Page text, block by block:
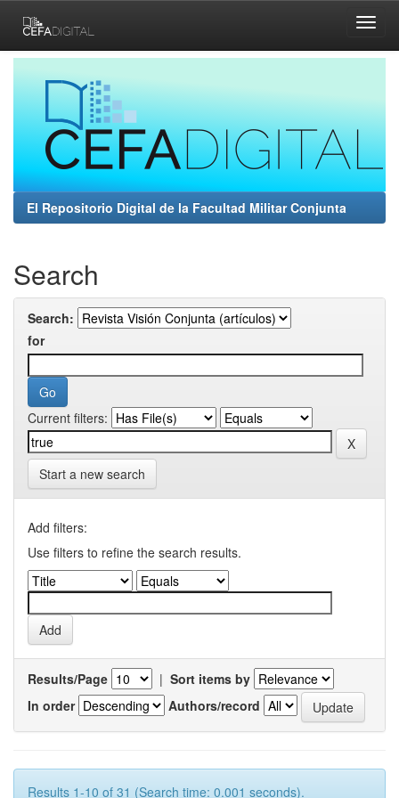
navigation
El Repositorio Digital de la Facultad Militar Conjunta
Search
Search:
for
Current filters:
Start a new search
Add filters:
Use filters to refine the search results.
Results/Page | Sort items by
In order
Authors/record
Results 1-10 of 31 (Search time: 0.001 seconds).